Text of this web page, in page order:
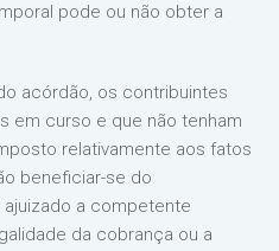
pode ou não obter a
acórdão, os contribuintes
em curso e que não tenham
relativamente aos fatos
beneficiar-se do
a competente
da cobrança ou a